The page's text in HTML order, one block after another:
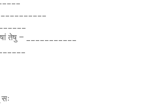
तेषु – ___________